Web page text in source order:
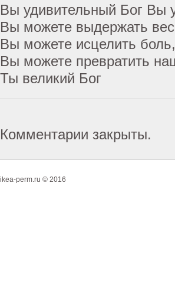
Вы удивительный Бог Вы
Вы можете выдержать
Вы можете исцелить
Вы можете превратить
Ты великий Бог
Комментарии закрыты.
ikea-perm.ru © 2016